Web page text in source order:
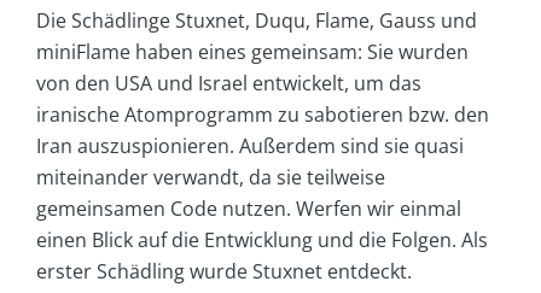
Die Schädlinge Stuxnet, Duqu, Flame, Gauss und
miniFlame haben eines gemeinsam: Sie wurden
von den USA und Israel entwickelt, um das
iranische Atomprogramm zu sabotieren bzw. den
Iran auszuspionieren. Außerdem sind sie quasi
miteinander verwandt, da sie teilweise
gemeinsamen Code nutzen. Werfen wir einmal
einen Blick auf die Entwicklung und die Folgen. Als
erster Schädling wurde Stuxnet entdeckt.